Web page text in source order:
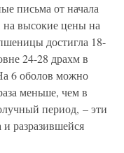
письма от начала
высокие цены на
достигла 18-
24-28 драхм в
6 оболов можно
меньше, чем в
период, – эти
разразившейся